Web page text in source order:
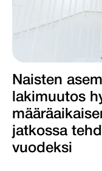
Naisten
lakimuutos
jatkossa
vuodeksi